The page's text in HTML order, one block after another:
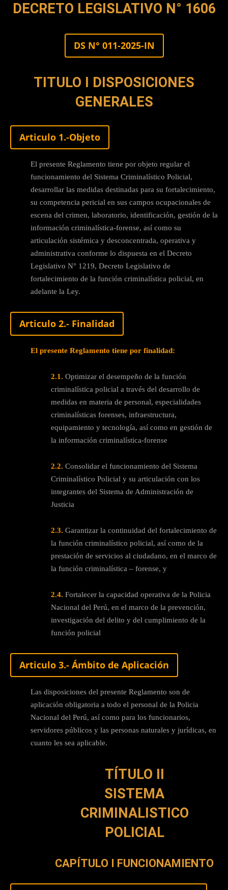
DECRETO LEGISLATIVO N° 1606
DS N° 011-2025-IN
TITULO I DISPOSICIONES
GENERALES
Articulo 1.-Objeto
El presente Reglamento tiene por objeto regular el
funcionamiento del Sistema Criminalístico Policial,
desarrollar las medidas destinadas para su fortalecimiento,
su competencia pericial en sus campos ocupacionales de
escena del crimen, laboratorio, identificación, gestión de la
información criminalística-forense, así como su
articulación sistémica y desconcentrada, operativa y
administrativa conforme lo dispuesta en el Decreto
Legislativo N° 1219, Decreto Legislativo de
fortalecimiento de la función criminalística policial, en
adelante la Ley.
Articulo 2.- Finalidad
El presente Reglamento tiene por finalidad:
2.1. Optimizar el desempeño de la función
criminalística policial a través del desarrollo de
medidas en materia de personal, especialidades
criminalísticas forenses, infraestructura,
equipamiento y tecnología, así como en gestión de
la información criminalística-forense
2.2. Consolidar el funcionamiento del Sistema
Criminalístico Policial y su articulación con los
integrantes del Sistema de Administración de
Justicia
2.3. Garantizar la continuidad del fortalecimiento de
la función criminalístico policial, así como de la
prestación de servicios al ciudadano, en el marco de
la función criminalística – forense, y
2.4. Fortalecer la capacidad operativa de la Policia
Nacional del Perú, en el marco de la prevención,
investigación del delito y del cumplimiento de la
función policial
Articulo 3.- Ámbito de Aplicación
Las disposiciones del presente Reglamento son de
aplicación obligatoria a todo el personal de la Policia
Nacional del Perú, así como para los funcionarios,
servidores públicos y las personas naturales y jurídicas, en
cuanto les sea aplicable.
TÍTULO II
SISTEMA
CRIMINALISTICO
POLICIAL
CAPÍTULO I FUNCIONAMIENTO